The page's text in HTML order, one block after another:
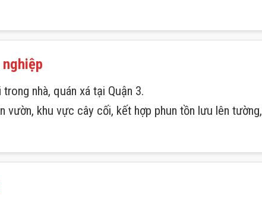
nhà, quán xá tại Quận 3.
vườn, khu vực cây cối, kết hợp phun tồn lưu lên tường,